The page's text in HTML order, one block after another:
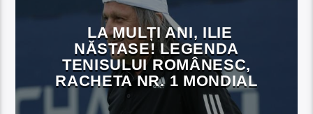
LA MULȚI ANI, ILIE
NĂSTASE! LEGENDA
TENISULUI ROMÂNESC,
RACHETA NR. 1 MONDIAL